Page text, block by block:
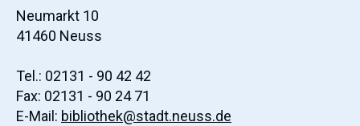
Neumarkt 10
41460 Neuss
Tel.: 02131 - 90 42 42
Fax: 02131 - 90 24 71
E-Mail: bibliothek@stadt.neuss.de